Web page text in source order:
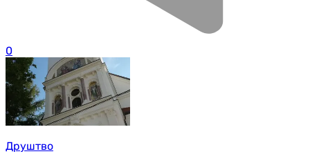
0
Друштво